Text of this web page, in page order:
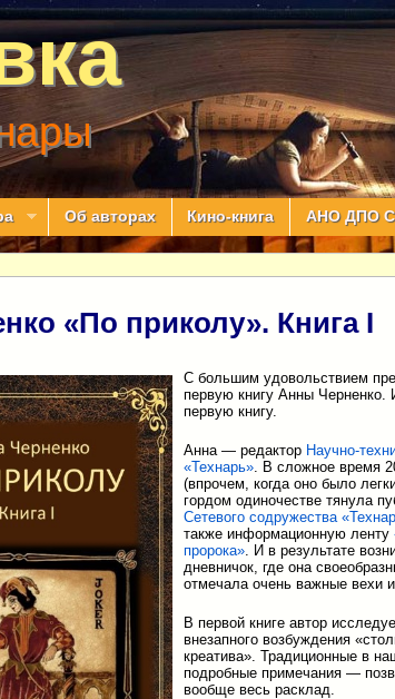
Об авторах Кино-книга АНО ДПО
«По приколу». Книга I
С большим удовольствием
первую книгу Анны Черненко.
первую книгу.
Анна — редактор Научно-
«Технарь». В сложное время
(впрочем, когда оно было
гордом одиночестве тянула
Сетевого содружества
также информационную ленту
пророка». И в результате
дневничок, где она
отмечала очень важные вехи
В первой книге автор
внезапного возбуждения
креатива». Традиционные в
подробные примечания —
вообще весь расклад.